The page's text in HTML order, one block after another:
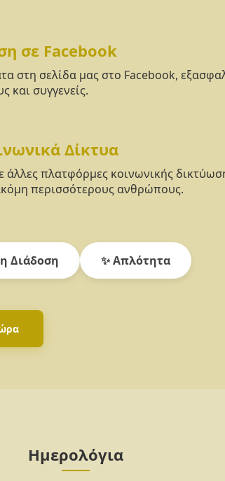
σε Facebook
στη σελίδα μας στο Facebook,
και συγγενείς.
Δίκτυα
άλλες πλατφόρμες κοινωνικής
περισσότερους ανθρώπους.
Διάδοση ✨ Απλότητα
Ημερολόγια